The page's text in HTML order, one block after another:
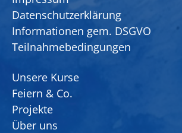
Datenschutzerklärung
Informationen gem. DSGVO
Teilnahmebedingungen
Unsere Kurse
Feiern & Co.
Projekte
Über uns